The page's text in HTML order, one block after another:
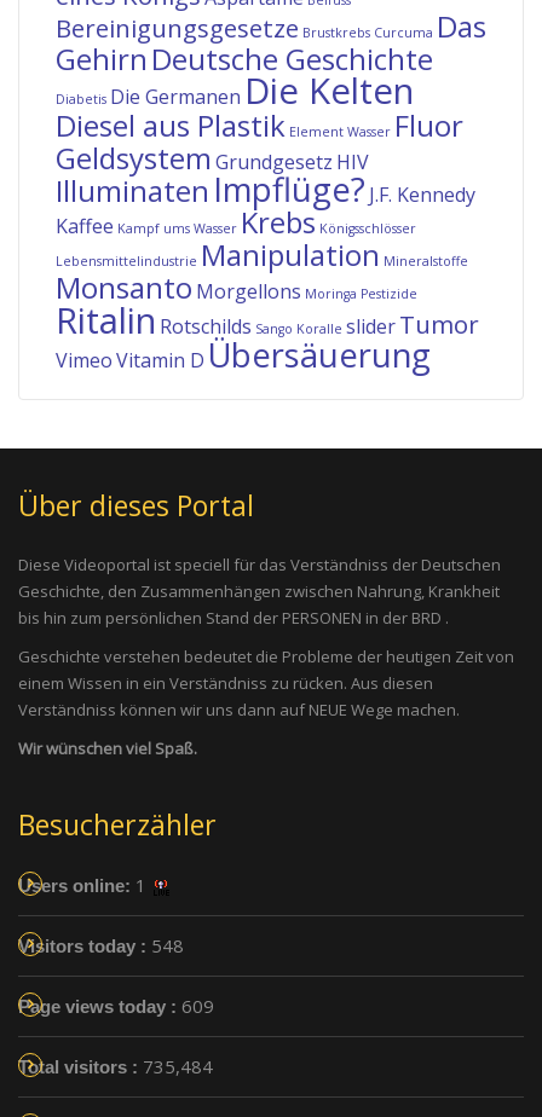
Bereinigungsgesetze Brustkrebs Curcuma Das
Gehirn Deutsche Geschichte
Diabetis Die Germanen Die Kelten
Diesel aus Plastik Element Wasser Fluor
Geldsystem Grundgesetz HIV
Illuminaten Impflüge? J.F. Kennedy
Kaffee Kampf ums Wasser Krebs Königsschlösser
Lebensmittelindustrie Manipulation Mineralstoffe
Monsanto Morgellons Moringa Pestizide
Ritalin Rotschilds Sango Koralle sliderTumor
VimeoVitamin D Übersäuerung
Über dieses Portal
Diese Videoportal ist speciell für das Verständniss der Deutschen
Geschichte, den Zusammenhängen zwischen Nahrung, Krankheit
bis hin zum persönlichen Stand der PERSONEN in der BRD .
Geschichte verstehen bedeutet die Probleme der heutigen Zeit von
einem Wissen in ein Verständniss zu rücken. Aus diesen
Verständniss können wir uns dann auf NEUE Wege machen.
Wir wünschen viel Spaß.
Besucherzähler
Users online: 1
Visitors today : 548
Page views today : 609
Total visitors : 735,484